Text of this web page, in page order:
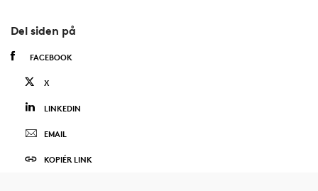
Del siden på
FACEBOOK
X
LINKEDIN
EMAIL
KOPIÉR LINK